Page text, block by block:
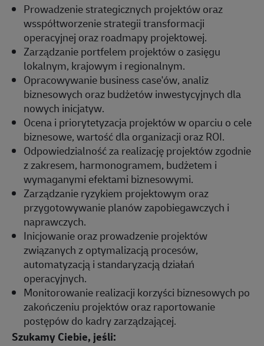
Prowadzenie strategicznych projektów oraz
wsspółtworzenie strategii transformacji
operacyjnej oraz roadmapy projektowej.
Zarządzanie portfelem projektów o zasięgu
lokalnym, krajowym i regionalnym.
Opracowywanie business case'ów, analiz
biznesowych oraz budżetów inwestycyjnych dla
nowych inicjatyw.
Ocena i priorytetyzacja projektów w oparciu o cele
biznesowe, wartość dla organizacji oraz ROI.
Odpowiedzialność za realizację projektów zgodnie
z zakresem, harmonogramem, budżetem i
wymaganymi efektami biznesowymi.
Zarządzanie ryzykiem projektowym oraz
przygotowywanie planów zapobiegawczych i
naprawczych.
Inicjowanie oraz prowadzenie projektów
związanych z optymalizacją procesów,
automatyzacją i standaryzacją działań
operacyjnych.
Monitorowanie realizacji korzyści biznesowych po
zakończeniu projektów oraz raportowanie
postępów do kadry zarządzającej.
Szukamy Ciebie, jeśli: